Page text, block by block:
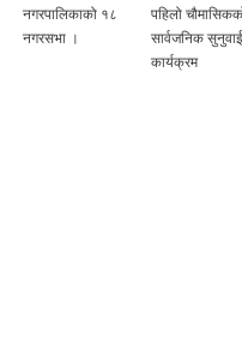
नगरपालिकाको १८
नगरसभा ।
पहिलो चौमासिकको
सार्वजनिक सुनुवाई
कार्यक्रम